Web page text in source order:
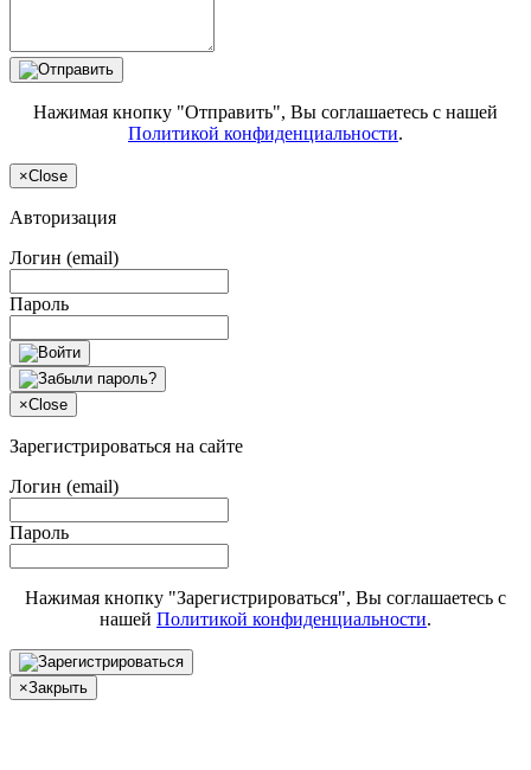
Нажимая кнопку "Отправить", Вы соглашаетесь с нашей
Политикой конфиденциальности.
×Close
Авторизация
Логин (email)
Пароль
×Close
Зарегистрироваться на сайте
Логин (email)
Пароль
Нажимая кнопку "Зарегистрироваться", Вы соглашаетесь с
нашей Политикой конфиденциальности.
×Закрыть